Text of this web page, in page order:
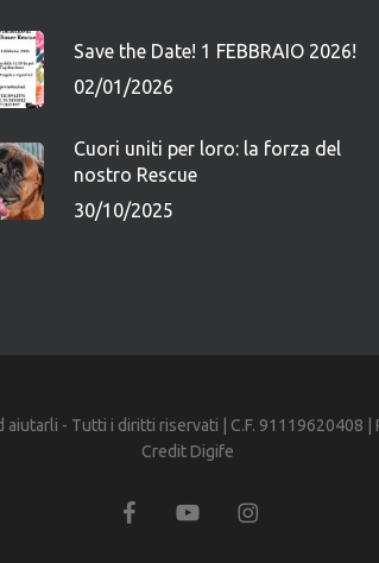
Save the Date! 1 FEBBRAIO 2026!
02/01/2026
Cuori uniti per loro: la forza del
nostro Rescue
30/10/2025
- Tutti i diritti riservati | C.F. 91119620408 |
Credit Digife
facebookyoutube instagram